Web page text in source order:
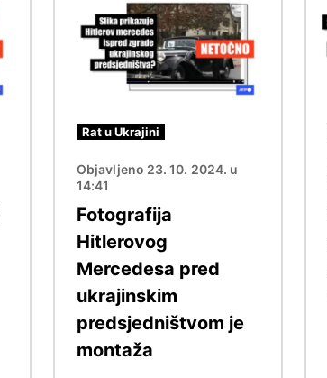
Rat u Ukrajini
Objavljeno 23. 10. 2024. u
14:41
Fotografija
Hitlerovog
Mercedesa pred
ukrajinskim
predsjedništvom je
montaža